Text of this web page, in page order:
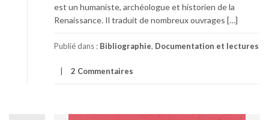
est un humaniste, archéologue et historien de la
Renaissance. Il traduit de nombreux ouvrages […]
Publié dans : Bibliographie, Documentation et lectures
2 Commentaires